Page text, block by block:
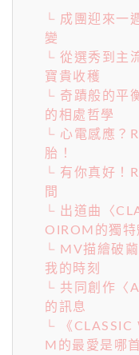
└ 成團迎來一
變
└ 從選秀到主
寶貴收穫
└ 奇蹟般的平
的相處哲學
└ 心電感應？
胎！
└ 有你真好！
間
└ 出道曲〈
OIROM的獨特
└ MV描繪破
我的時刻
└ 共同創作〈
的訊息
└ 《CLASSIC
M的最愛是哪